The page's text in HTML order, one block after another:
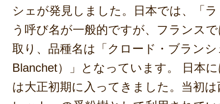
シェが発見しました。日本では、「
う呼び名が一般的ですが、フランス
取り、品種名は「クロード・ブランシ
Blanchet）」となっています。 日本
は大正初期に入ってきました。当初